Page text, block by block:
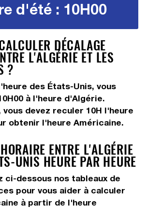
d'été : 10H00
DÉCALAGE
L'ALGÉRIE ET LES
?
des États-Unis, vous
à l'heure d'Algérie.
devez reculer 10H l'heure
obtenir l'heure Américaine.
ENTRE L'ALGÉRIE
UNIS HEURE PAR HEURE
ci-dessous nos tableaux de
pour vous aider à calculer
à partir de l'heure